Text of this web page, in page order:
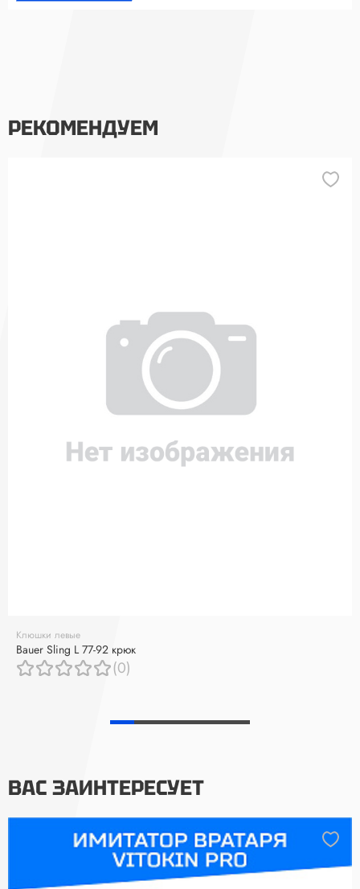
РЕКОМЕНДУЕМ
Клюшки левые
Bauer Sling L 77-92 крюк
(0)
ВАС ЗАИНТЕРЕСУЕТ